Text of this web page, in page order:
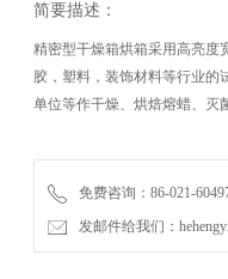
简要描述：
精密型干燥箱烘箱采用高亮度
胶，塑料，装饰材料等行业
单位等作干燥、烘焙熔蜡、灭
免费咨询：86-021-
发邮件给我们：